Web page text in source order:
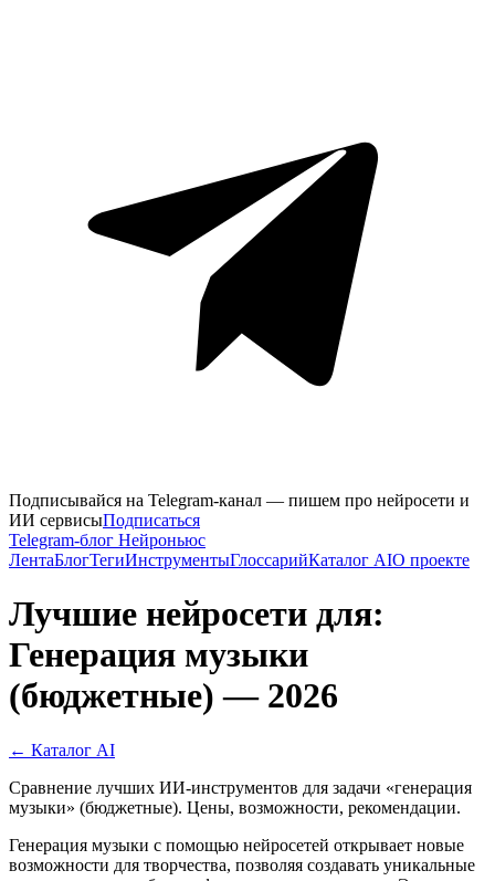
Подписывайся на Telegram-канал — пишем про нейросети и
ИИ сервисыПодписаться
Telegram-блог Нейроньюс
ЛентаБлогТегиИнструментыГлоссарийКаталог AIО проекте
Лучшие нейросети для:
Генерация музыки
(бюджетные) — 2026
← Каталог AI
Сравнение лучших ИИ-инструментов для задачи «генерация
музыки» (бюджетные). Цены, возможности, рекомендации.
Генерация музыки с помощью нейросетей открывает новые
возможности для творчества, позволяя создавать уникальные